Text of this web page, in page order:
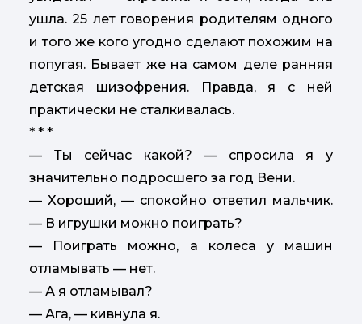
ушла. 25 лет говорения родителям одного
и того же кого угодно сделают похожим на
попугая. Бывает же на самом деле ранняя
детская шизофрения. Правда, я с ней
практически не сталкивалась.
* * *
— Ты сейчас какой? — спросила я у
значительно подросшего за год Вени.
— Хороший, — спокойно ответил мальчик.
— В игрушки можно поиграть?
— Поиграть можно, а колеса у машин
отламывать — нет.
— А я отламывал?
— Ага, — кивнула я.